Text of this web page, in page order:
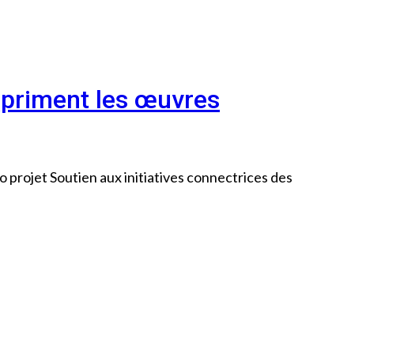
priment les œuvres
projet Soutien aux initiatives connectrices des